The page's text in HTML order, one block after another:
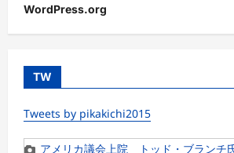
WordPress.org
TW
Tweets by pikakichi2015